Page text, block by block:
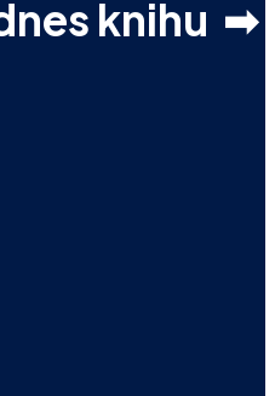
knihu ➡︎